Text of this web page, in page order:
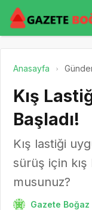
Anasayfa
Kış
Başladı!
Kış lastiği
sürüş için
musunuz?
Gazete Boğaz